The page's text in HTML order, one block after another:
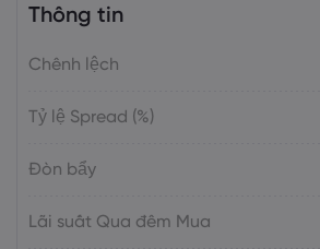
US-EU Relations: Russia Sanctions Unite
Emma Rose
Thông tin
Chênh lệch
Tỷ lệ Spread (%)
Đòn bẩy
Lãi suất Qua đêm Mua